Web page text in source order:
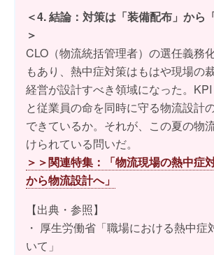
＜4. 結論：対策は「装備配布」から
＞
CLO（物流統括管理者）の選任義務
もあり、熱中症対策はもはや現場の
経営が設計すべき領域になった。KPI
と従業員の命を同時に守る物流設計
できているか。それが、この夏の物
けられている問いだ。
＞＞関連特集：「物流現場の熱中症
から物流設計へ」
【出典・参照】
・ 厚生労働省「職場における熱中症
いて」